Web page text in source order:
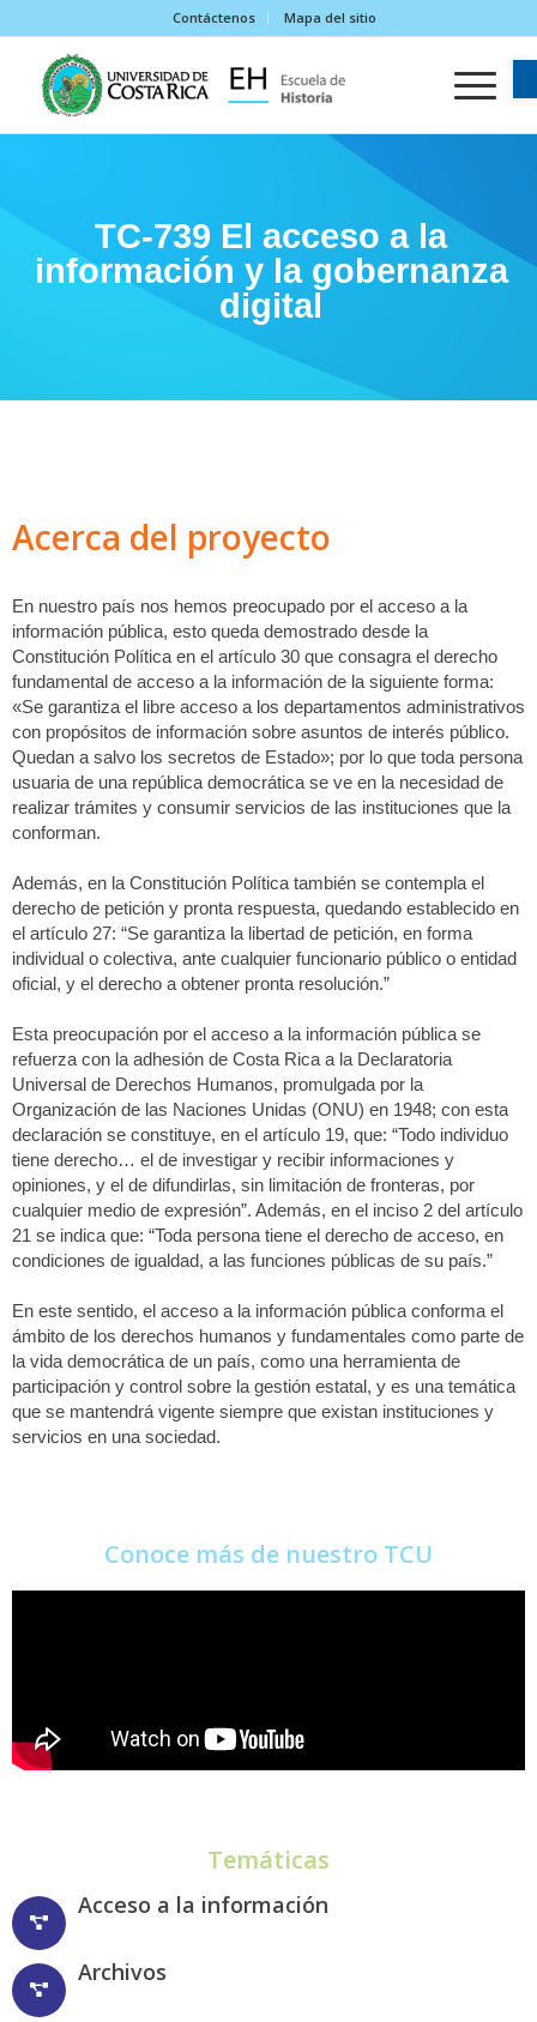
Contáctenos Mapa del sitio
TC-739 El acceso a la
información y la gobernanza
digital
Acerca del proyecto
En nuestro país nos hemos preocupado por el acceso a la
información pública, esto queda demostrado desde la
Constitución Política en el artículo 30 que consagra el derecho
fundamental de acceso a la información de la siguiente forma:
«Se garantiza el libre acceso a los departamentos administrativos
con propósitos de información sobre asuntos de interés público.
Quedan a salvo los secretos de Estado»; por lo que toda persona
usuaria de una república democrática se ve en la necesidad de
realizar trámites y consumir servicios de las instituciones que la
conforman.
Además, en la Constitución Política también se contempla el
derecho de petición y pronta respuesta, quedando establecido en
el artículo 27: “Se garantiza la libertad de petición, en forma
individual o colectiva, ante cualquier funcionario público o entidad
oficial, y el derecho a obtener pronta resolución.”
Esta preocupación por el acceso a la información pública se
refuerza con la adhesión de Costa Rica a la Declaratoria
Universal de Derechos Humanos, promulgada por la
Organización de las Naciones Unidas (ONU) en 1948; con esta
declaración se constituye, en el artículo 19, que: “Todo individuo
tiene derecho… el de investigar y recibir informaciones y
opiniones, y el de difundirlas, sin limitación de fronteras, por
cualquier medio de expresión”. Además, en el inciso 2 del artículo
21 se indica que: “Toda persona tiene el derecho de acceso, en
condiciones de igualdad, a las funciones públicas de su país.”
En este sentido, el acceso a la información pública conforma el
ámbito de los derechos humanos y fundamentales como parte de
la vida democrática de un país, como una herramienta de
participación y control sobre la gestión estatal, y es una temática
que se mantendrá vigente siempre que existan instituciones y
servicios en una sociedad.
Conoce más de nuestro TCU
Temáticas
Acceso a la información
Archivos